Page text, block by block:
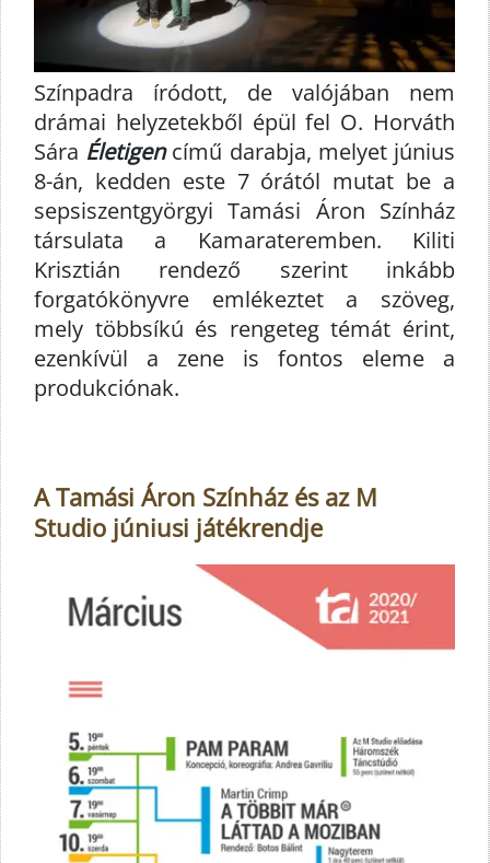
Színpadra íródott, de valójában nem
drámai helyzetekből épül fel O. Horváth
Sára Életigencímű darabja, melyet június
8-án, kedden este 7 órától mutat be a
sepsiszentgyörgyi Tamási Áron Színház
társulata a Kamarateremben. Kiliti
Krisztián rendező szerint inkább
forgatókönyvre emlékeztet a szöveg,
mely többsíkú és rengeteg témát érint,
ezenkívül a zene is fontos eleme a
produkciónak.
A Tamási Áron Színház és az M
Studio júniusi játékrendje